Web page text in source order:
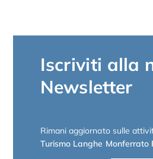
Iscriviti alla
Newsletter
Rimani aggiornato sulle
Turismo Langhe Monferrato